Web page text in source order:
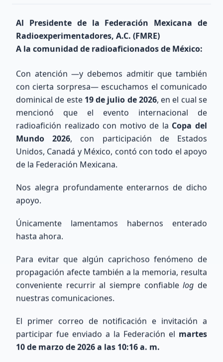
RESPALDO
17m-15m
18.068 - 21.45 MHz
Noche POBRE
RESPALDO
12m-10m
24.89 - 29.7 MHz
Día POBRE
Explora nuestra Área Técnica y Calculadora de Antenas
Búsqueda Internacional
QRZ
Al Presidente de la Federación Mexicana de
Radioexperimentadores, A.C. (FMRE)
A la comunidad de radioaficionados de México:
Con atención —y debemos admitir que también
con cierta sorpresa— escuchamos el comunicado
dominical de este 19 de julio de 2026, en el cual se
mencionó que el evento internacional de
radioafición realizado con motivo de la Copa del
Mundo 2026, con participación de Estados
Unidos, Canadá y México, contó con todo el apoyo
de la Federación Mexicana.
Nos alegra profundamente enterarnos de dicho
apoyo.
Únicamente lamentamos habernos enterado
hasta ahora.
Para evitar que algún caprichoso fenómeno de
propagación afecte también a la memoria, resulta
conveniente recurrir al siempre confiablelog de
nuestras comunicaciones.
El primer correo de notificación e invitación a
participar fue enviado a la Federación el martes
10 de marzo de 2026 a las 10:16 a. m.